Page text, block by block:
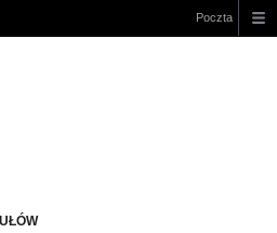
Poczta